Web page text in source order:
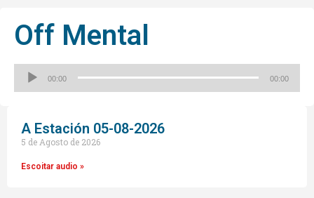
Off Mental
00:00 00:00
A Estación 05-08-2026
5 de Agosto de 2026
Escoitar audio »